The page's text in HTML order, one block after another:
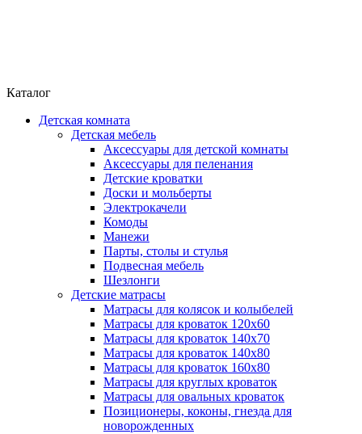
Каталог
Детская комната
Детская мебель
Аксессуары для детской комнаты
Аксессуары для пеленания
Детские кроватки
Доски и мольберты
Электрокачели
Комоды
Манежи
Парты, столы и стулья
Подвесная мебель
Шезлонги
Детские матрасы
Матрасы для колясок и колыбелей
Матрасы для кроваток 120х60
Матрасы для кроваток 140х70
Матрасы для кроваток 140х80
Матрасы для кроваток 160х80
Матрасы для круглых кроваток
Матрасы для овальных кроваток
Позиционеры, коконы, гнезда для
новорожденных